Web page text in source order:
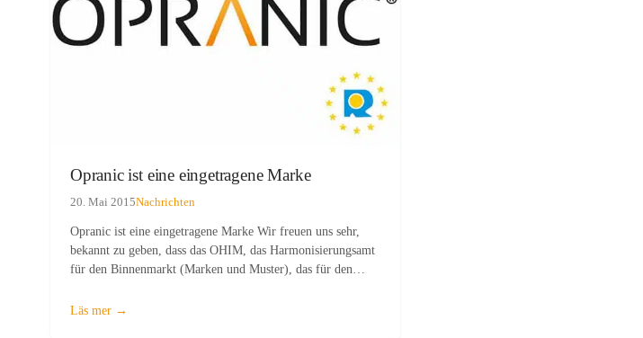
Opranic ist eine eingetragene Marke
20. Mai 2015Nachrichten
Opranic ist eine eingetragene Marke Wir freuen uns sehr,
bekannt zu geben, dass das OHIM, das Harmonisierungsamt
für den Binnenmarkt (Marken und Muster), das für den
Europäischen Union zuständig ist, bestätigt hat,…